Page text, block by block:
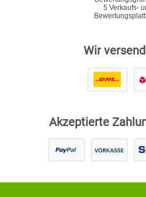
Wir
Akzeptierte